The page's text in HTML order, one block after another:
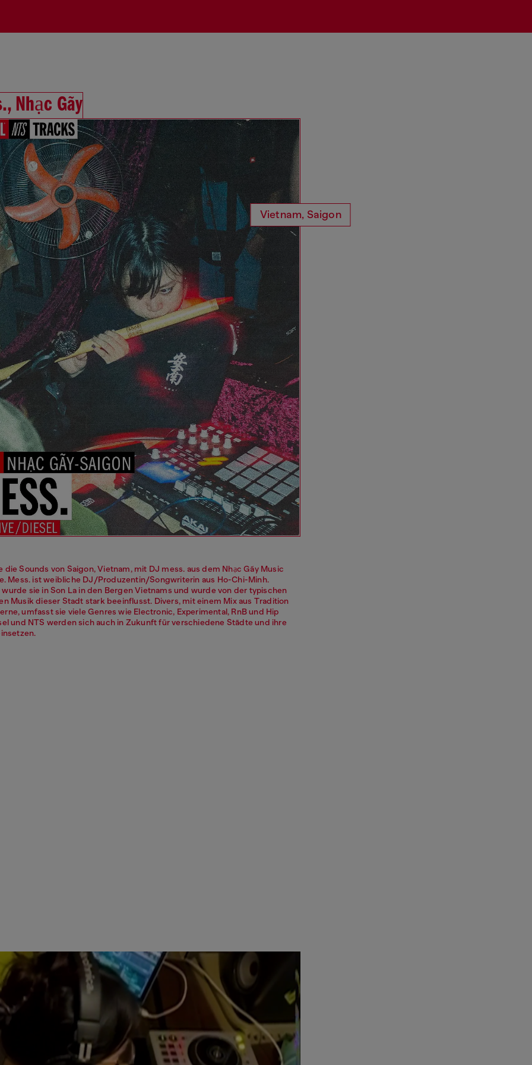
Nhạc Gãy
Vietnam, Saigon
die Sounds von Saigon, Vietnam, mit DJ mess. aus dem Nhạc Gãy Music
Mess. ist weibliche DJ/Produzentin/Songwriterin aus Ho-Chi-Minh.
sie in Son La in den Bergen Vietnams und wurde von der typischen
Musik dieser Stadt stark beeinflusst. Divers, mit einem Mix aus Tradition
umfasst sie viele Genres wie Electronic, Experimental, RnB und Hip
und NTS werden sich auch in Zukunft für verschiedene Städte und ihre